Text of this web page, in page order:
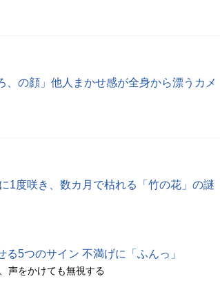
、の顔」他人まかせ感が全身から漂うカメ
1度咲き、数カ月で枯れる「竹の花」の謎
5つのサイン 不満げに「ふんっ」
声をかけても無視する